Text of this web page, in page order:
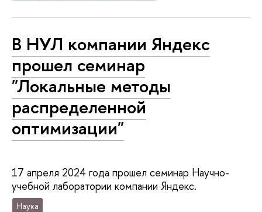
В НУЛ компании Яндекс
прошел семинар
"Локальные методы
распределенной
оптимизации"
17 апреля 2024 года прошел семинар Научно-
учебной лаборатории компании Яндекс.
Наука